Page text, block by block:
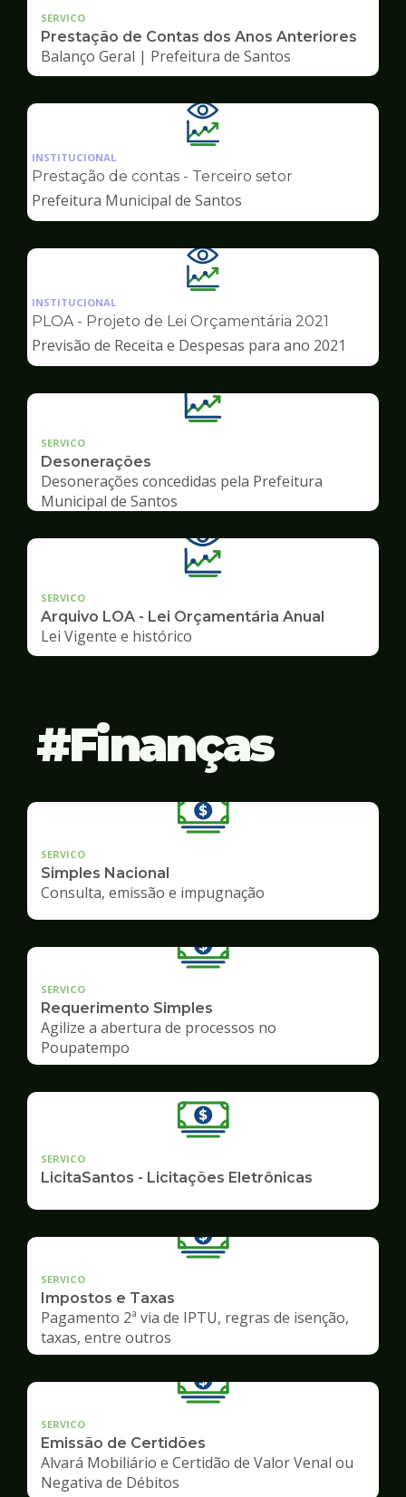
SERVICO
Prestação de Contas dos Anos Anteriores
Balanço Geral | Prefeitura de Santos
Ilustração
da
pagina
de
Transparência
INSTITUCIONAL
Prestação de contas - Terceiro setor
Prefeitura Municipal de Santos
Ilustração
da
pagina
Transparência
INSTITUCIONAL
PLOA - Projeto de Lei Orçamentária 2021
Previsão de Receita e Despesas para ano 2021
SERVICO
Desonerações
Desonerações concedidas pela Prefeitura
Municipal de Santos
SERVICO
Arquivo LOA - Lei Orçamentária Anual
Lei Vigente e histórico
Finanças
SERVICO
Simples Nacional
Consulta, emissão e impugnação
SERVICO
Requerimento Simples
Agilize a abertura de processos no
Poupatempo
SERVICO
LicitaSantos - Licitações Eletrônicas
SERVICO
Impostos e Taxas
Pagamento 2ª via de IPTU, regras de isenção,
taxas, entre outros
SERVICO
Emissão de Certidões
Alvará Mobiliário e Certidão de Valor Venal ou
Negativa de Débitos